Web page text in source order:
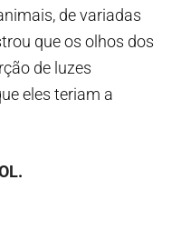
de variadas
que os olhos dos
de luzes
eles teriam a
.